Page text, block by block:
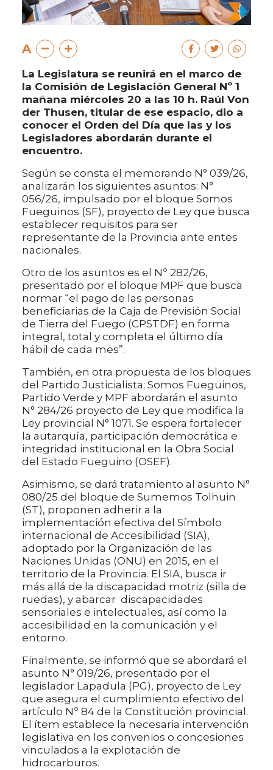
A
La Legislatura se reunirá en el marco de
la Comisión de Legislación General Nº 1
mañana miércoles 20 a las 10 h. Raúl Von
der Thusen, titular de ese espacio, dio a
conocer el Orden del Día que las y los
Legisladores abordarán durante el
encuentro.
Según se consta el memorando N° 039/26,
analizarán los siguientes asuntos: N°
056/26, impulsado por el bloque Somos
Fueguinos (SF), proyecto de Ley que busca
establecer requisitos para ser
representante de la Provincia ante entes
nacionales.
Otro de los asuntos es el Nº 282/26,
presentado por el bloque MPF que busca
normar “el pago de las personas
beneficiarias de la Caja de Previsión Social
de Tierra del Fuego (CPSTDF) en forma
integral, total y completa el último día
hábil de cada mes”.
También, en otra propuesta de los bloques
del Partido Justicialista; Somos Fueguinos,
Partido Verde y MPF abordarán el asunto
N° 284/26 proyecto de Ley que modifica la
Ley provincial N° 1071. Se espera fortalecer
la autarquía, participación democrática e
integridad institucional en la Obra Social
del Estado Fueguino (OSEF).
Asimismo, se dará tratamiento al asunto N°
080/25 del bloque de Sumemos Tolhuin
(ST), proponen adherir a la
implementación efectiva del Símbolo
internacional de Accesibilidad (SIA),
adoptado por la Organización de las
Naciones Unidas (ONU) en 2015, en el
territorio de la Provincia. El SIA, busca ir
más allá de la discapacidad motriz (silla de
ruedas), y abarcar discapacidades
sensoriales e intelectuales, así como la
accesibilidad en la comunicación y el
entorno.
Finalmente, se informó que se abordará el
asunto N° 019/26, presentado por el
legislador Lapadula (PG), proyecto de Ley
que asegura el cumplimiento efectivo del
artículo Nº 84 de la Constitución provincial.
El ítem establece la necesaria intervención
legislativa en los convenios o concesiones
vinculados a la explotación de
hidrocarburos.